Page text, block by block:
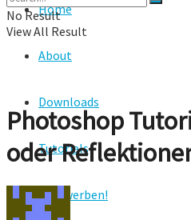
Home
About
Downloads
Tutorials
Hier werben!
No Result
View All Result
Photoshop
oder